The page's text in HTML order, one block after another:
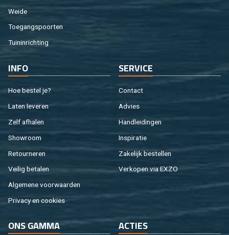
Weide
Toe­gangs­poor­ten
Tuin­in­rich­ting
INFO
Hoe be­stel je?
Laten le­ve­ren
Zelf af­ha­len
Show­room
Re­tour­ne­ren
Vei­lig be­ta­len
Al­ge­me­ne voor­waar­den
Pri­va­cy en coo­kies
SER­VI­CE
Con­tact
Ad­vies
Hand­lei­din­gen
In­spi­ra­tie
Za­ke­lijk be­stel­len
Ver­ko­pen via EXZO
ONS GAMMA AC­TIES